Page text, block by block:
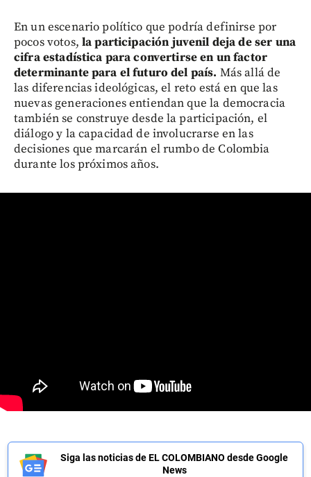
En un escenario político que podría definirse por
pocos votos, la participación juvenil deja de ser una
cifra estadística para convertirse en un factor
determinante para el futuro del país. Más allá de
las diferencias ideológicas, el reto está en que las
nuevas generaciones entiendan que la democracia
también se construye desde la participación, el
diálogo y la capacidad de involucrarse en las
decisiones que marcarán el rumbo de Colombia
durante los próximos años.
Siga las noticias de EL COLOMBIANO desde Google
News